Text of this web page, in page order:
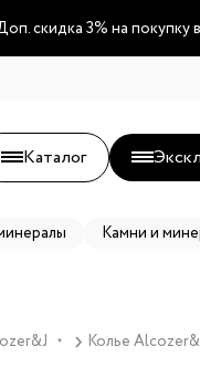
скидка 3% на покупку
Каталог
Камни и
▼ Колье